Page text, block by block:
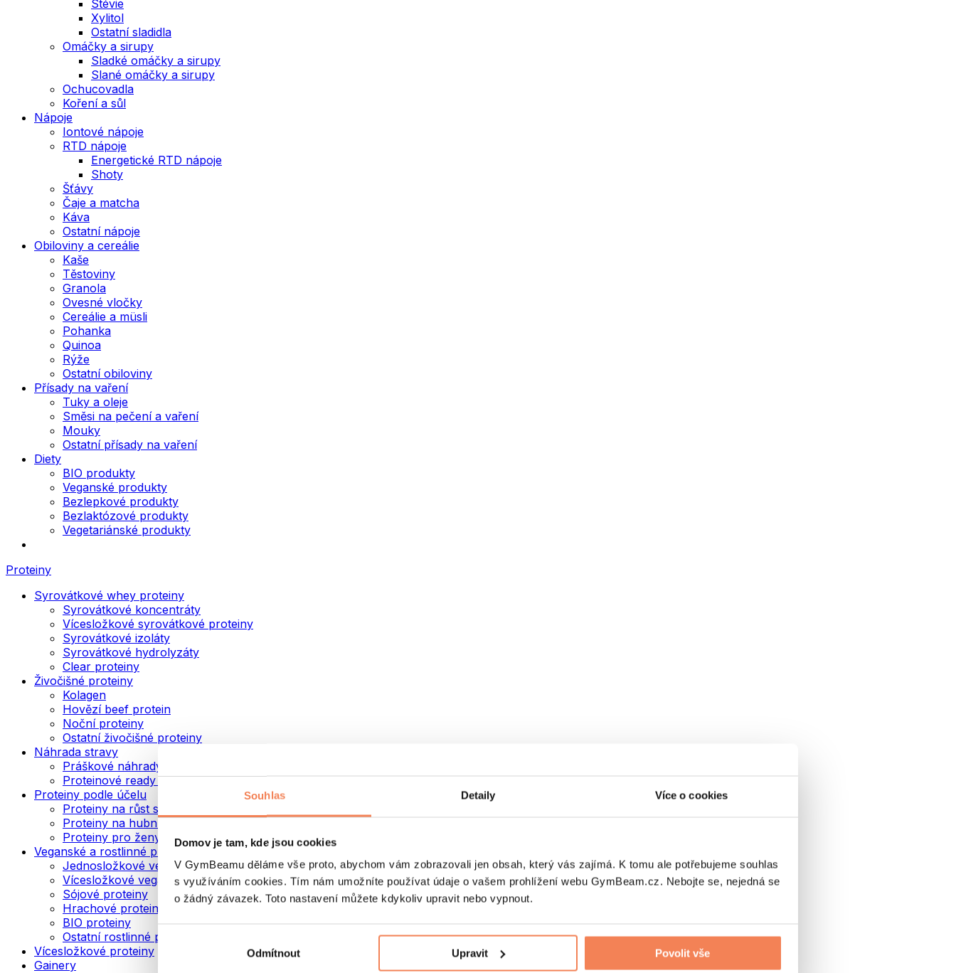
Souhlas Detaily Více o cookies
Domov je tam, kde jsou cookies
V GymBeamu děláme vše proto, abychom vám zobrazovali jen obsah, který vás zajímá. K tomu ale potřebujeme souhlas
s využíváním cookies. Tím nám umožníte používat údaje o vašem prohlížení webu GymBeam.cz. Nebojte se, nejedná se
o žádný závazek. Toto nastavení můžete kdykoliv upravit nebo vypnout.
Odmítnout Upravit Povolit vše
Stévie
Xylitol
Ostatní sladidla
Omáčky a sirupy
Sladké omáčky a sirupy
Slané omáčky a sirupy
Ochucovadla
Koření a sůl
Nápoje
Iontové nápoje
RTD nápoje
Energetické RTD nápoje
Shoty
Šťávy
Čaje a matcha
Káva
Ostatní nápoje
Obiloviny a cereálie
Kaše
Těstoviny
Granola
Ovesné vločky
Cereálie a müsli
Pohanka
Quinoa
Rýže
Ostatní obiloviny
Přísady na vaření
Tuky a oleje
Směsi na pečení a vaření
Mouky
Ostatní přísady na vaření
Diety
BIO produkty
Veganské produkty
Bezlepkové produkty
Bezlaktózové produkty
Vegetariánské produkty
Proteiny
Syrovátkové whey proteiny
Syrovátkové koncentráty
Vícesložkové syrovátkové proteiny
Syrovátkové izoláty
Syrovátkové hydrolyzáty
Clear proteiny
Živočišné proteiny
Kolagen
Hovězí beef protein
Noční proteiny
Ostatní živočišné proteiny
Náhrada stravy
Práškové náhrady stravy
Proteinové ready to drink nápoje
Proteiny podle účelu
Proteiny na růst svalů
Proteiny na hubnutí
Proteiny pro ženy
Veganské a rostlinné proteiny
Jednosložkové veganské proteiny
Vícesložkové veganské proteiny
Sójové proteiny
Hrachové proteiny
BIO proteiny
Ostatní rostlinné proteiny
Vícesložkové proteiny
Gainery